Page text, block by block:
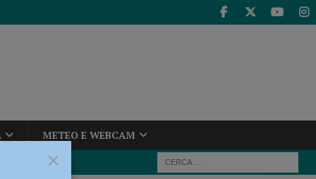
METEO E WEBCAM
×